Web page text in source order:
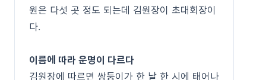
원은 다섯 곳 정도 되는데 김원장이 초대회장이
다.
이름에 따라 운명이 다르다
김원장에 따르면 쌍둥이가 한 날 한 시에 태어나